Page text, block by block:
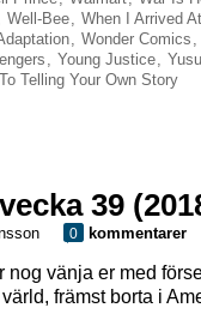
Well-Bee, When I Arrived
, Wonder Comics ,
, Young Justice,
Telling Your Own Story
39
0 kommentarer
nog vänja er med
främst borta i